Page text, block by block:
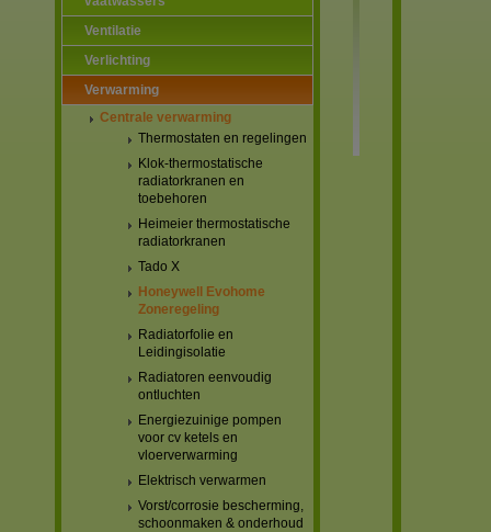
Ventilatie
Verlichting
Verwarming
Centrale verwarming
Thermostaten en regelingen
Klok-thermostatische
radiatorkranen en
toebehoren
Heimeier thermostatische
radiatorkranen
Tado X
Honeywell Evohome
Zoneregeling
Radiatorfolie en
Leidingisolatie
Radiatoren eenvoudig
ontluchten
Energiezuinige pompen
voor cv ketels en
vloerverwarming
Elektrisch verwarmen
Vorst/corrosie bescherming,
schoonmaken & onderhoud